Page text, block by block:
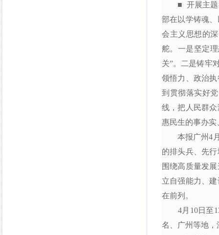
■ 开展主题教
部在以学铸魂
会主义思想的
舵。一是坚定
关”。二是铸牢
领悟力、政治
到贯彻落实好
线，把人民群
惠民生的事办
本报广州4月
的排头兵、先
围绕高质量发
立自强能力、
在前列。
4月10日至13
名、广州等地